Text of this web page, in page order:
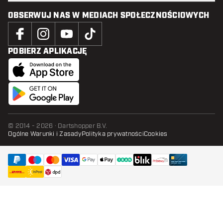
OBSERWUJ NAS W MEDIACH SPOŁECZNOŚCIOWYCH
POBIERZ APLIKACJĘ
© 2014 - 2026 · Dartshopper B.V.
Ogólne Warunki i ZasadyPolityka prywatnościCookies